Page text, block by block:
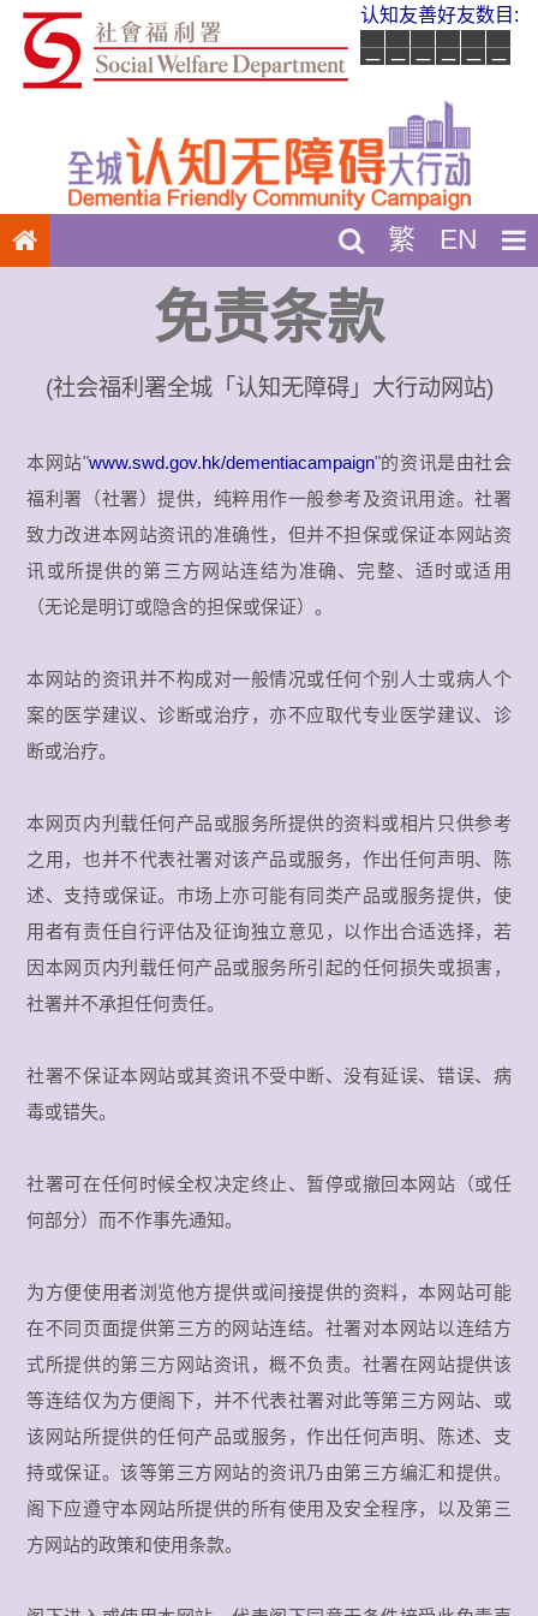
认知友善好友数目:
_ _ _ _ _ _
EN
繁
免责条款
(社会福利署全城「认知无障碍」大行动网站)
本网站"www.swd.gov.hk/dementiacampaign"的资讯是由社会
福利署（社署）提供，纯粹用作一般参考及资讯用途。社署
致力改进本网站资讯的准确性，但并不担保或保证本网站资
讯或所提供的第三方网站连结为准确、完整、适时或适用
（无论是明订或隐含的担保或保证）。
本网站的资讯并不构成对一般情况或任何个别人士或病人个
案的医学建议、诊断或治疗，亦不应取代专业医学建议、诊
断或治疗。
本网页内刋载任何产品或服务所提供的资料或相片只供参考
之用，也并不代表社署对该产品或服务，作出任何声明、陈
述、支持或保证。市场上亦可能有同类产品或服务提供，使
用者有责任自行评估及征询独立意见，以作出合适选择，若
因本网页内刋载任何产品或服务所引起的任何损失或损害，
社署并不承担任何责任。
社署不保证本网站或其资讯不受中断、没有延误、错误、病
毒或错失。
社署可在任何时候全权决定终止、暂停或撤回本网站（或任
何部分）而不作事先通知。
为方便使用者浏览他方提供或间接提供的资料，本网站可能
在不同页面提供第三方的网站连结。社署对本网站以连结方
式所提供的第三方网站资讯，概不负责。社署在网站提供该
等连结仅为方便阁下，并不代表社署对此等第三方网站、或
该网站所提供的任何产品或服务，作出任何声明、陈述、支
持或保证。该等第三方网站的资讯乃由第三方编汇和提供。
阁下应遵守本网站所提供的所有使用及安全程序，以及第三
方网站的政策和使用条款。